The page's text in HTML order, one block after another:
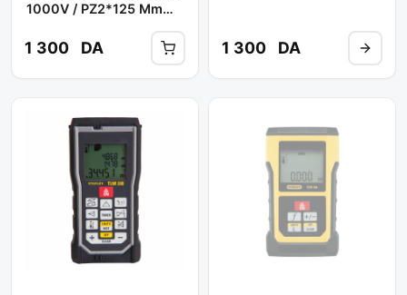
1000V / PZ2*125 Mm
STANLEY
1 300 DA 1 300 DA